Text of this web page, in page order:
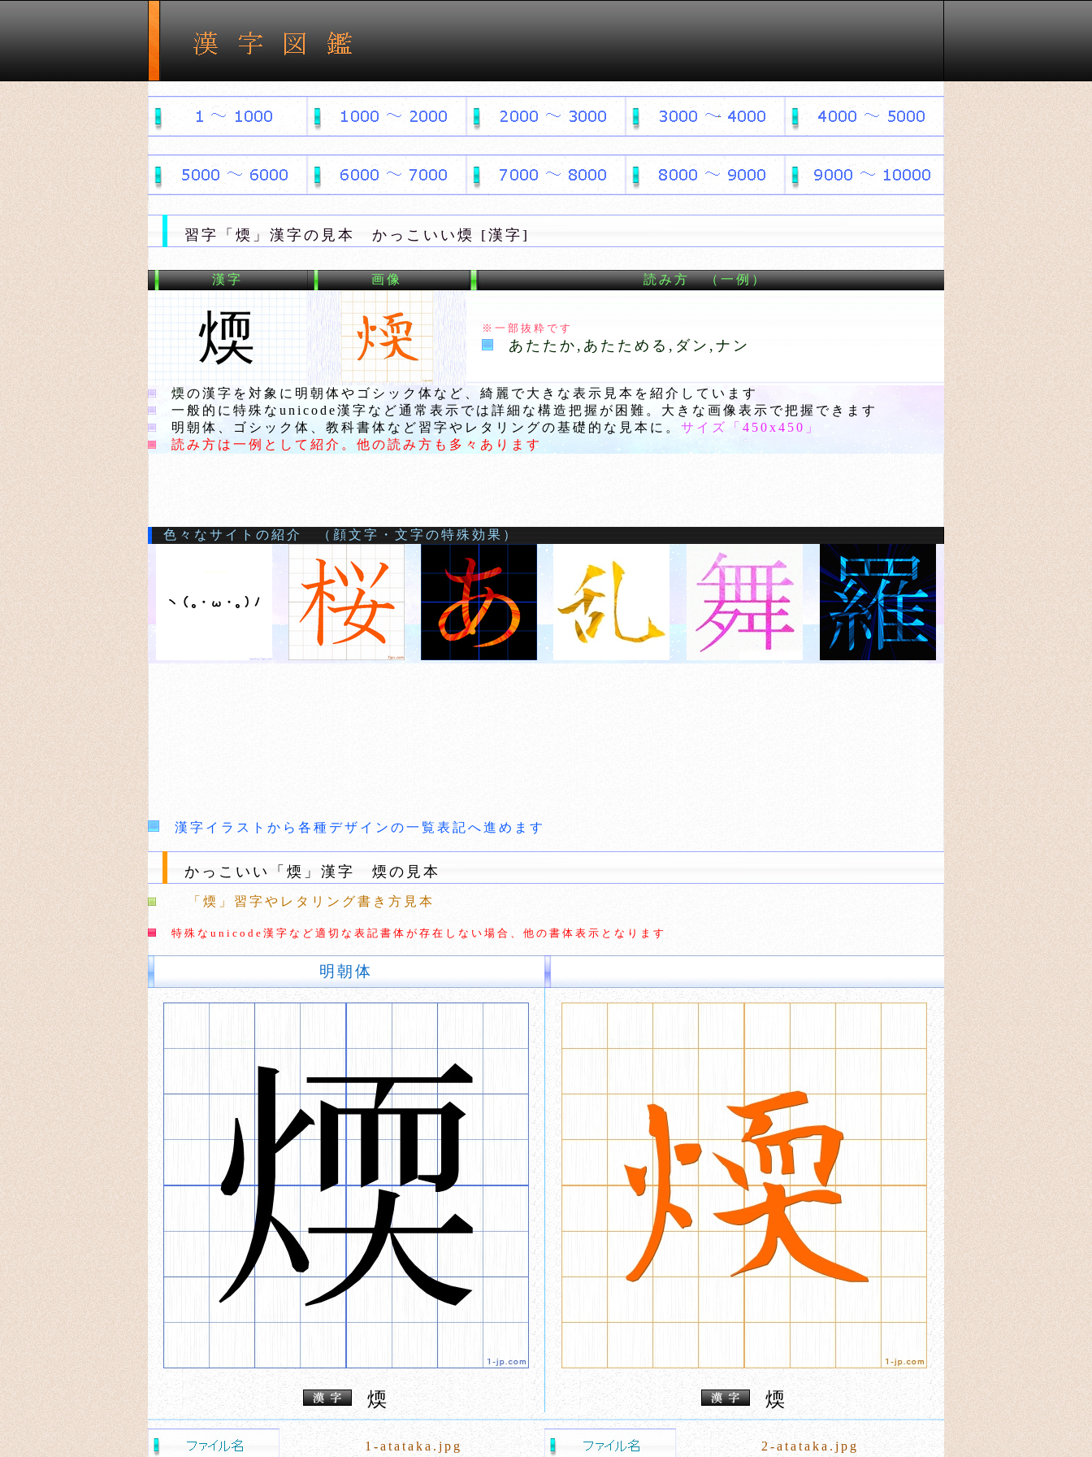
習字「煗」漢字の見本 かっこいい煗 [漢字]
漢字 画像 読み方 （一例）
煗 ※一部抜粋です
あたたか,あたためる,ダン,ナン
煗の漢字を対象に明朝体やゴシック体など、綺麗で大きな表示見本を紹介しています
一般的に特殊なunicode漢字など通常表示では詳細な構造把握が困難。大きな画像表示で把握できます
明朝体、ゴシック体、教科書体など習字やレタリングの基礎的な見本に。 サイズ「 450x450 」
読み方は一例として紹介。他の読み方も多々あります
色々なサイトの紹介 （顔文字・文字の特殊効果）
漢字イラストから各種デザインの一覧表記へ進めます
かっこいい「煗」漢字 煗の見本
「煗」習字やレタリング書き方見本
特殊なunicode漢字など適切な表記書体が存在しない場合、他の書体表示となります
明朝体
煗 煗
1-atataka.jpg 2-atataka.jpg